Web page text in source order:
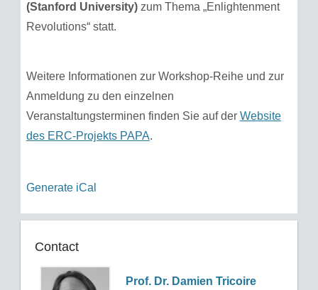
(Stanford University)zum Thema „Enlightenment
Revolutions“ statt.
Weitere Informationen zur Workshop-Reihe und zur
Anmeldung zu den einzelnen
Veranstaltungsterminen finden Sie auf der Website
des ERC-Projekts PAPA.
Generate iCal
Contact
Prof. Dr. Damien Tricoire